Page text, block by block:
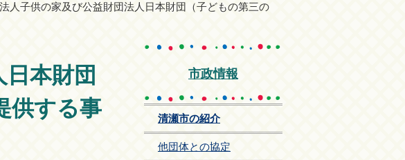
人子供の家及び公益財団法人日本財団（子どもの第三の
本財団
供する事
市政情報
清瀬市の紹介
他団体との協定